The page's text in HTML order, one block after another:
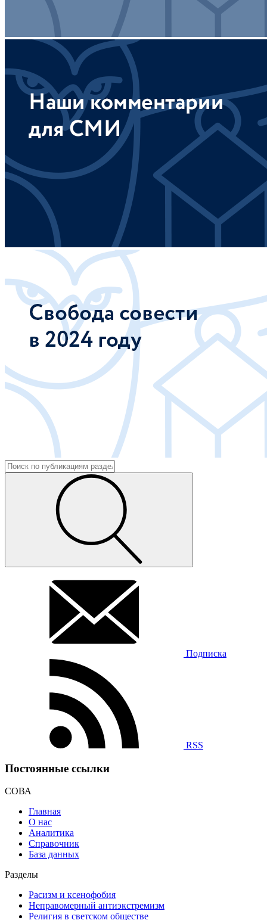
Подписка
RSS
Постоянные ссылки
СОВА
Главная
О нас
Аналитика
Справочник
База данных
Разделы
Расизм и ксенофобия
Неправомерный антиэкстремизм
Религия в светском обществе